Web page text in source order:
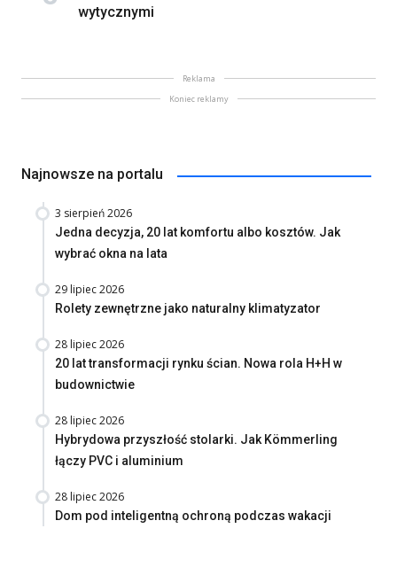
wytycznymi
Reklama
Koniec reklamy
Najnowsze na portalu
3 sierpień 2026
Jedna decyzja, 20 lat komfortu albo kosztów. Jak
wybrać okna na lata
29 lipiec 2026
Rolety zewnętrzne jako naturalny klimatyzator
28 lipiec 2026
20 lat transformacji rynku ścian. Nowa rola H+H w
budownictwie
28 lipiec 2026
Hybrydowa przyszłość stolarki. Jak Kömmerling
łączy PVC i aluminium
28 lipiec 2026
Dom pod inteligentną ochroną podczas wakacji